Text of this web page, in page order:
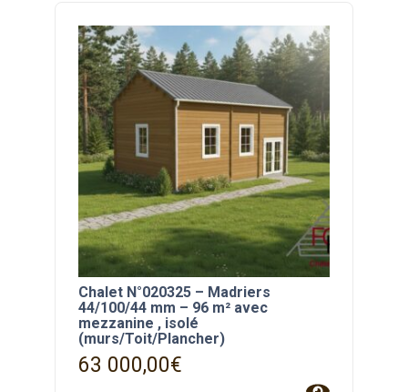
Chalet N°020325 – Madriers
44/100/44 mm – 96 m² avec
mezzanine , isolé
(murs/Toit/Plancher)
63 000,00€